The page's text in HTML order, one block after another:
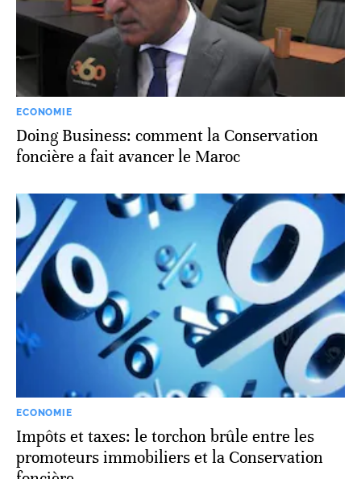
ECONOMIE
Doing Business: comment la Conservation
foncière a fait avancer le Maroc
ECONOMIE
Impôts et taxes: le torchon brûle entre les
promoteurs immobiliers et la Conservation